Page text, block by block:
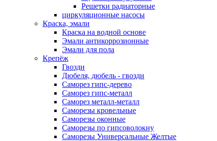
Решетки радиаторные
циркуляционные насосы
Краска, эмали
Краска на водной основе
Эмали антикоррозионные
Эмали для пола
Крепёж
Гвозди
Дюбеля, дюбель - гвозди
Саморез гипс-дерево
Саморез гипс-металл
Саморез металл-металл
Саморезы кровельные
Саморезы оконные
Саморезы по гипсоволокну
Саморезы Универсальные Желтые